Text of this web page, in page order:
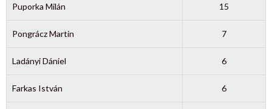
Puporka Milán 15
Pongrácz Martin 7
Ladányi Dániel 6
Farkas István 6